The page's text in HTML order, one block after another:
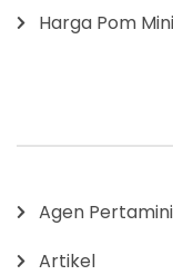
Harga Pom
Agen Pertamini
Artikel